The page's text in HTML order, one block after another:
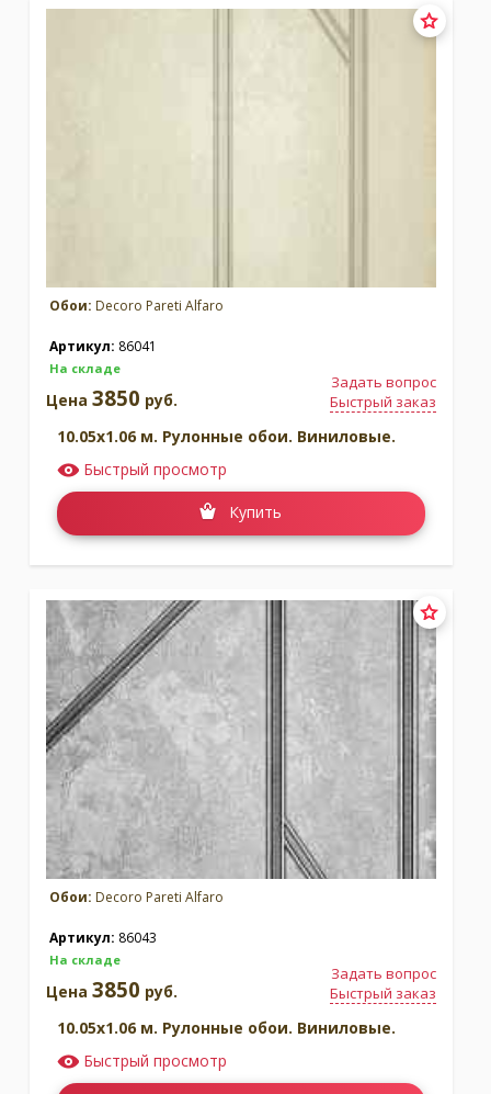
Обои: Decoro Pareti Alfaro
Артикул: 86041
На складе
Задать вопрос
Быстрый заказ
Цена 3850 руб.
10.05x1.06 м. Рулонные обои. Виниловые.
Быстрый просмотр
Купить
Обои: Decoro Pareti Alfaro
Артикул: 86043
На складе
Задать вопрос
Быстрый заказ
Цена 3850 руб.
10.05x1.06 м. Рулонные обои. Виниловые.
Быстрый просмотр